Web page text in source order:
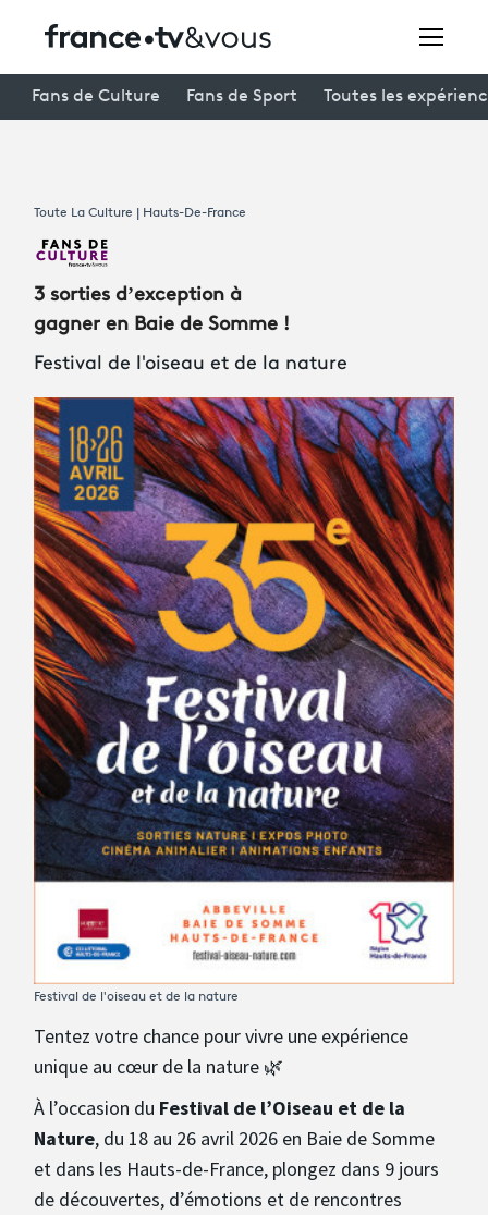
connexion
Avantages fidélité
À la une
Participer et assister à une émission
À votre écoute
Productions et innovation
Programme tv
Fans de Culture Fans de Sport Toutes les
Toute La Culture | Hauts-De-France
3 sorties d’exception à
gagner en Baie de Somme !
Festival de l'oiseau et de la nature
Festival de l'oiseau et de la nature
Tentez votre chance pour vivre une expérience
unique au cœur de la nature 🌿
À l’occasion du Festival de l’Oiseau et de la
Nature, du 18 au 26 avril 2026 en Baie de Somme
et dans les Hauts-de-France, plongez dans 9 jours
de découvertes, d’émotions et de rencontres